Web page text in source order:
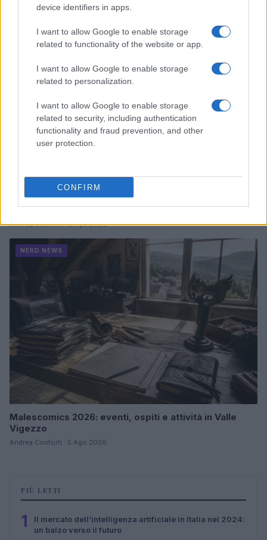
device identifiers in apps.
I want to allow Google to enable storage
related to functionality of the website or app.
I want to allow Google to enable storage
related to personalization.
I want to allow Google to enable storage
related to security, including authentication
functionality and fraud prevention, and other
user protection.
CONFIRM
Andrea Conforti · 6 Ago 2026
NERD NEWS
Boom del settore tech italiano: 652 milioni in venture
capital nel primo semestre 2026
Andrea Conforti · 6 Ago 2026
NERD NEWS
Malescomics 2026: eventi, ospiti e attività in Valle
Vigezzo
Andrea Conforti · 5 Ago 2026
PIÙ LETTI
1
Il mercato dell’intelligenza artificiale in Italia nel 2024:
un balzo verso il futuro